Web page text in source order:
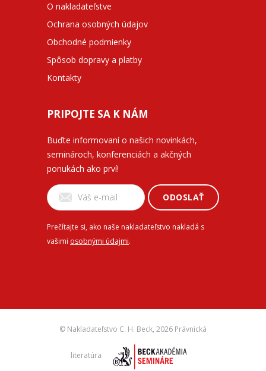
O nakladateľstve
Ochrana osobných údajov
Obchodné podmienky
Spôsob dopravy a platby
Kontakty
PRIPOJTE SA K NÁM
Buďte informovaní o našich novinkách,
seminároch, konferenciách a akčných
ponukách ako prví!
ODOSLAŤ
Prečítajte si, ako naše nakladateľstvo nakladá s
vašimi osobnými údajmi.
© Nakladateľstvo C. H. Beck, 2026 Právnická
literatúra